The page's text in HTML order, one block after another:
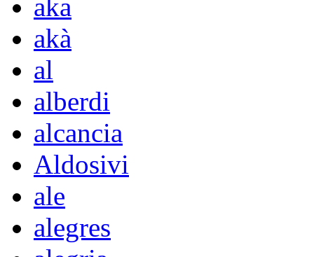
aka
akà
al
alberdi
alcancia
Aldosivi
ale
alegres